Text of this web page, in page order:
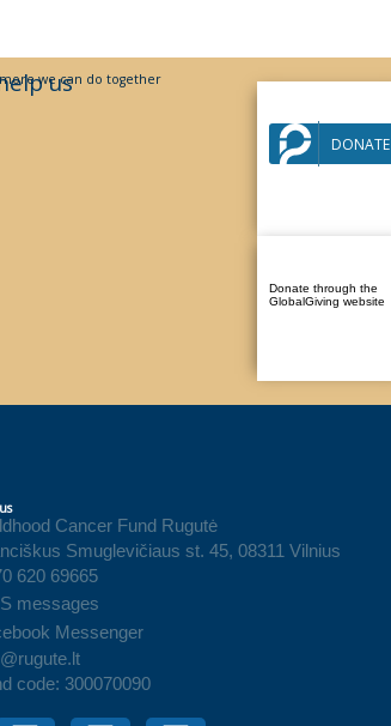
us
we can do together
Support via Paysera
system
DONATE
Donate through the
GlobalGiving website
Cancer Fund Rugutė
Smuglevičiaus st. 45, 08311 Vilnius
620 69665
messages
Messenger
code: 300070090